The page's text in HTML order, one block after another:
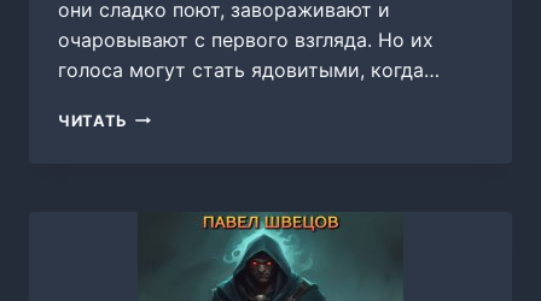
они сладко поют, завораживают и
очаровывают с первого взгляда. Но их
голоса могут стать ядовитыми, когда…
ЧИТАТЬ ЗОВ